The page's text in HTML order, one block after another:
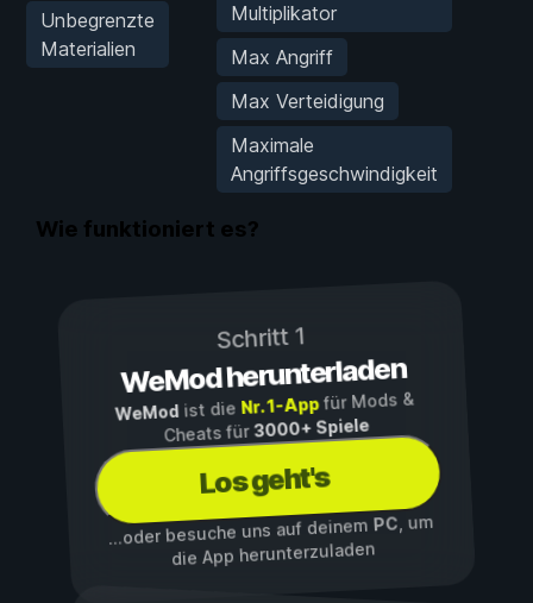
Unbegrenzte
Materialien
Multiplikator
Max Angriff
Max Verteidigung
Maximale
Angriffsgeschwindigkeit
Wie funktioniert es?
Schritt 1
WeMod herunterladen
WeMod ist die Nr. 1-Appfür Mods &
Cheats für3000+ Spiele
Los geht's
...oder besuche uns auf deinemPC , um
die App herunterzuladen